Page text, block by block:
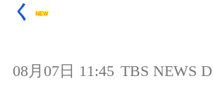
く
08月07日 11:45 TBS NEWS